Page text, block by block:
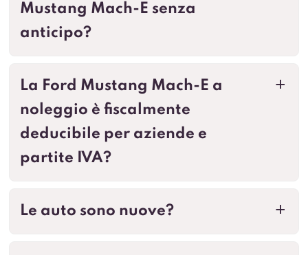
Mustang Mach-E senza
anticipo?
a
La Ford Mustang Mach-E a
noleggio è fiscalmente
deducibile per aziende e
partite IVA?
a
Le auto sono nuove?